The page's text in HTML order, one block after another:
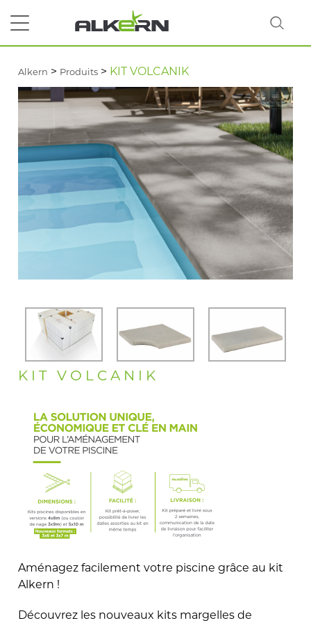
RECHERCHER
Alkern > Produits > KIT VOLCANIK
KIT VOLCANIK
Aménagez facilement votre piscine grâce au kit
Alkern !
Découvrez les nouveaux kits margelles de